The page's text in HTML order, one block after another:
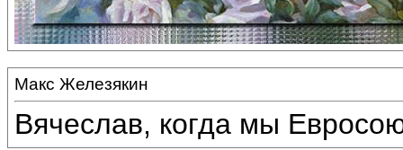
Макс Железякин
Вячеслав, когда мы